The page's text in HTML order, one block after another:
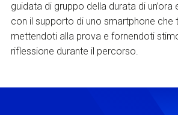
guidata di gruppo della durata di
con il supporto di uno smartphone
mettendoti alla prova e fornendoti
riflessione durante il percorso.